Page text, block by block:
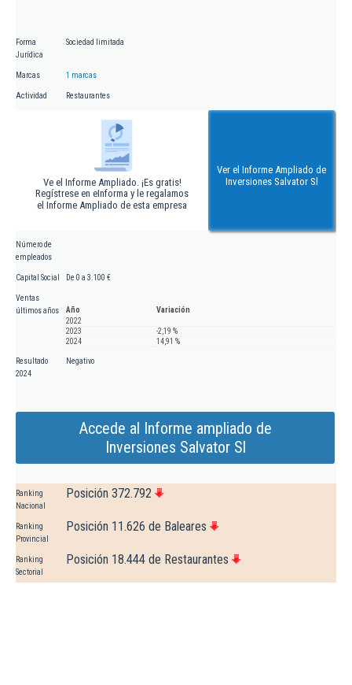
Forma
Jurídica
Sociedad limitada
Marcas 1 marcas
Actividad Restaurantes
Ve el Informe Ampliado. ¡Es gratis!
Regístrese en eInforma y le regalamos
el Informe Ampliado de esta empresa
Ver el Informe Ampliado de
Inversiones Salvator Sl
Número de
empleados
Capital Social De 0 a 3.100 €
Ventas
últimos años
Año
Variación
2022
2023
-2,19 %
2024
14,91 %
Resultado
2024
Negativo
Accede al Informe ampliado de
Inversiones Salvator Sl
Ranking
Nacional
Posición 372.792
Ranking
Provincial
Posición 11.626 de Baleares
Ranking
Sectorial
Posición 18.444 de Restaurantes